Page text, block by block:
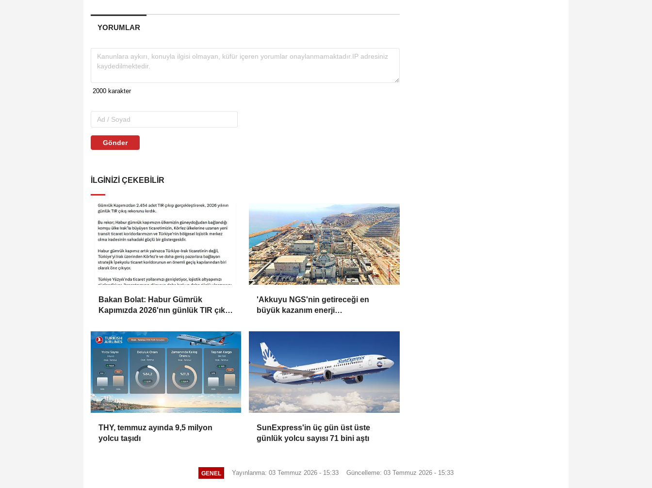
YORUMLAR
Gönder
İLGINIZI ÇEKEBILIR
Bakan Bolat: Habur Gümrük
Kapımızda 2026'nın günlük TIR çıkış
'Akkuyu NGS'nin getireceği en
büyük kazanım enerji
THY, temmuz ayında 9,5 milyon
yolcu taşıdı
SunExpress'in üç gün üst üste
günlük yolcu sayısı 71 bini aştı
GENEL Yayınlanma: 03 Temmuz 2026 - 15:33 Güncelleme: 03 Temmuz 2026 - 15:33